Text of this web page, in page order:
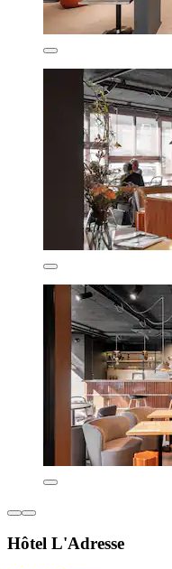
Hôtel L'Adresse